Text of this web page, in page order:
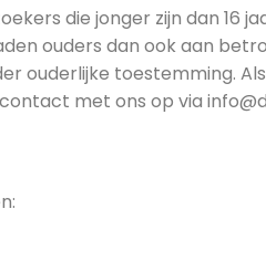
die jonger zijn dan 16
ouders dan ook aan
ouderlijke toestemming.
met ons op via